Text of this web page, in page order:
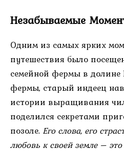
Незабываемые
Одним из самых ярких
путешествия было
семейной фермы в долине
фермы, старый индеец
истории выращивания
поделился секретами
позоле. Его слова, его
любовь к своей земле –